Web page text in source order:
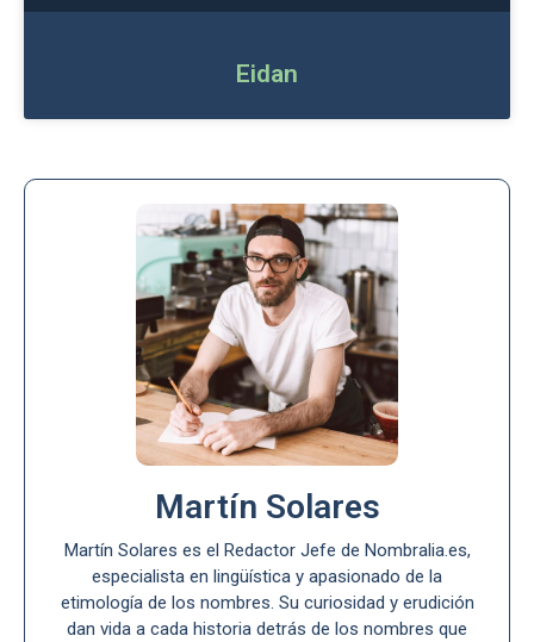
Eidan
Martín Solares
Martín Solares es el Redactor Jefe de Nombralia.es,
especialista en lingüística y apasionado de la
etimología de los nombres. Su curiosidad y erudición
dan vida a cada historia detrás de los nombres que